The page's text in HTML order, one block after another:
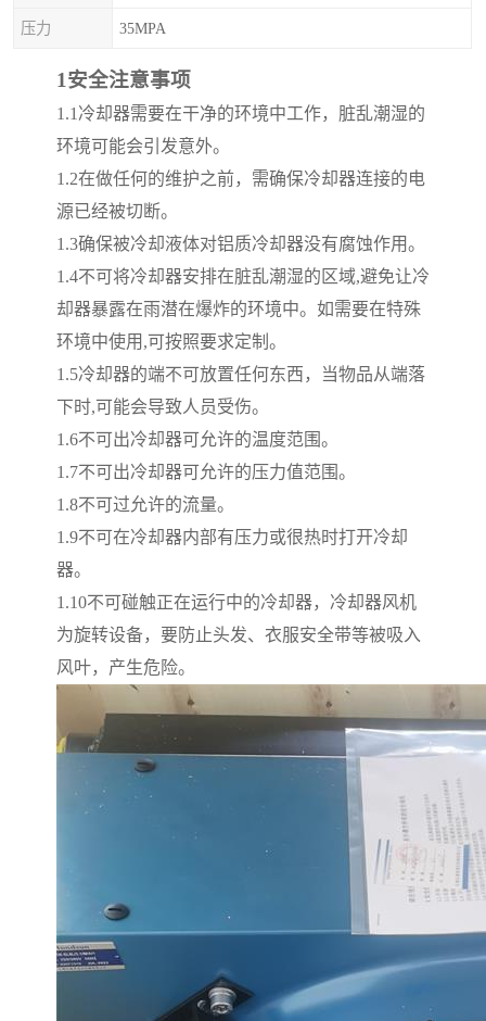
压力 35MPA
1安全注意事项
1.1 冷却器需要在干净的环境中工作，脏乱潮湿的
环境可能会引发意外。
1.2在做任何的维护之前，需确保冷却器连接的电
源已经被切断。
1.3确保被冷却液体对铝质冷却器没有腐蚀作用。
1.4不可将冷却器安排在脏乱潮湿的区域,避免让冷
却器暴露在雨潜在爆炸的环境中。如需要在特殊
环境中使用 ,可按照要求定制。
1.5冷却器的端不可放置任何东西，当物品从端落
下时,可能会导致人员受伤。
1.6不可出冷却器可允许的温度范围。
1.7不可出冷却器可允许的压力值范围。
1.8不可过允许的流量。
1.9不可在冷却器内部有压力或很热时打开冷却
器。
1.10不可碰触正在运行中的冷却器，冷却器风机
为旋转设备，要防止头发、衣服安全带等被吸入
风叶，产生危险。